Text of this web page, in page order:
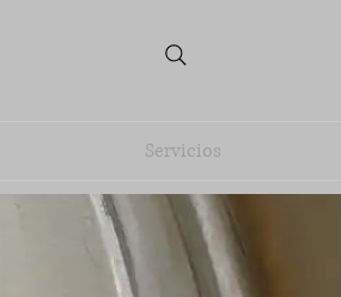
Servicios